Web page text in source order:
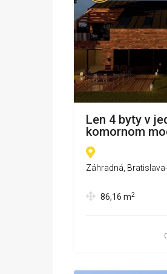
Len 4 byty v
komornom
projekte
Záhradná,
86,16 m2